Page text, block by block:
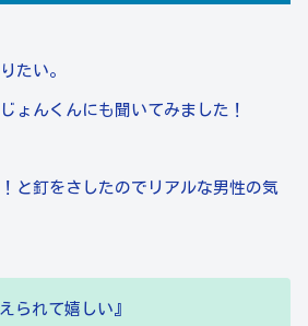
たい。
ょんくんにも聞いてみました！
と釘をさしたのでリアルな男性の気
られて嬉しい』